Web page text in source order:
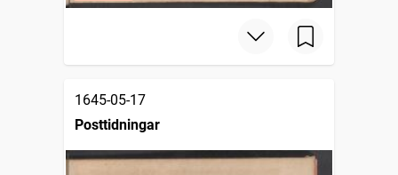
1645-05-17
Posttidningar